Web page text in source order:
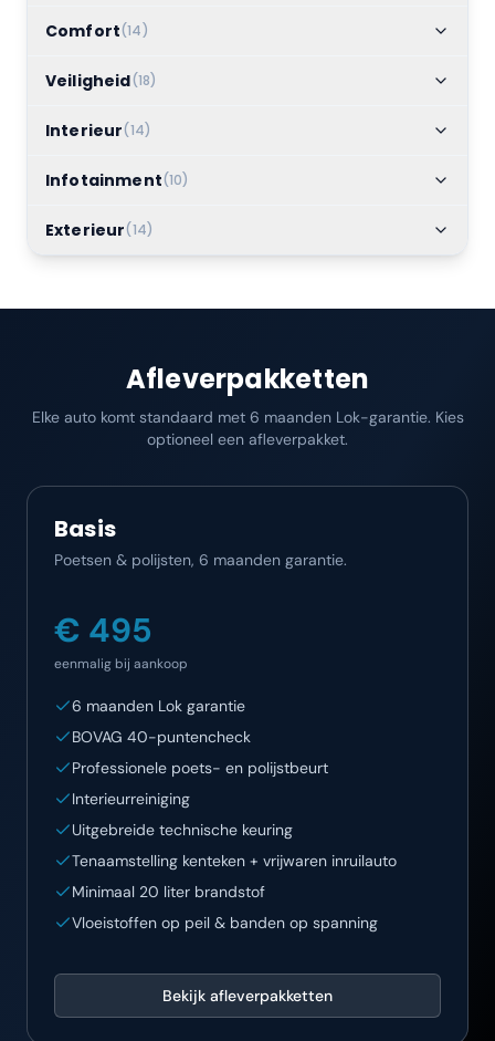
Comfort(14)
Veiligheid(18)
Interieur(14)
Infotainment(10)
Exterieur(14)
Afleverpakketten
Elke auto komt standaard met 6 maanden Lok-garantie. Kies
optioneel een afleverpakket.
Basis
Poetsen & polijsten, 6 maanden garantie.
€ 495
eenmalig bij aankoop
6 maanden Lok garantie
BOVAG 40-puntencheck
Professionele poets- en polijstbeurt
Interieurreiniging
Uitgebreide technische keuring
Tenaamstelling kenteken + vrijwaren inruilauto
Minimaal 20 liter brandstof
Vloeistoffen op peil & banden op spanning
Bekijk afleverpakketten